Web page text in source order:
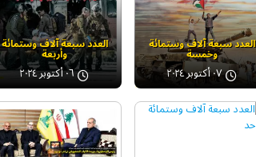
العدد سبعة آلاف وستمائة
وخمسة
٠٧ أكتوبر ٢٠٢٤
العدد سبعة آلاف وستمائة
وأربعة
٠٦ أكتوبر ٢٠٢٤